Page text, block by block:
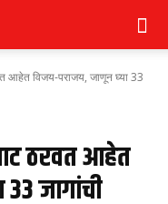
आहेत विजय-पराजय, जाणून घ्या 33
ठरवत आहेत
जागांची